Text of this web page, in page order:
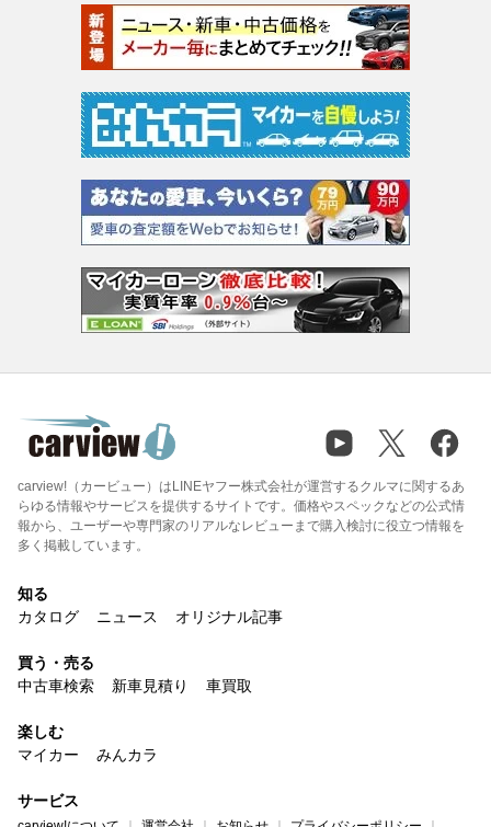
carview!（カービュー）はLINEヤフー株式会社が運営するクルマに関するあ
らゆる情報やサービスを提供するサイトです。価格やスペックなどの公式情
報から、ユーザーや専門家のリアルなレビューまで購入検討に役立つ情報を
多く掲載しています。
知る
カタログ
ニュース オリジナル記事
買う・売る
中古車検索
新車見積り 車買取
楽しむ
マイカー
みんカラ
サービス